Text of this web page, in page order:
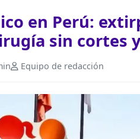
en Perú:
sin cortes
Equipo de redacción